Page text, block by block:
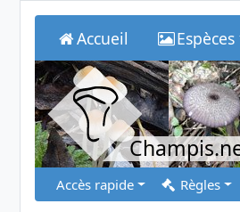
Accueil Espèces
Accès rapide Règles